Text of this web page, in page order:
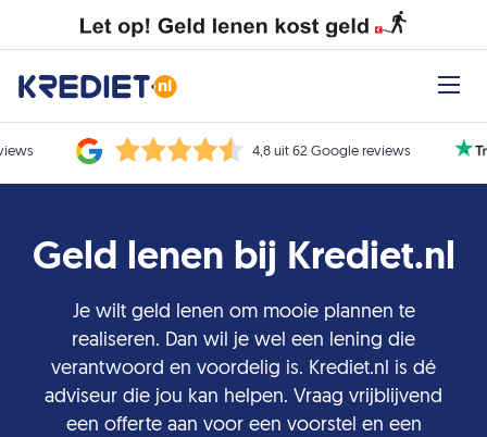
4,8 uit 62 Google reviews
Geld lenen bij Krediet.nl
Je wilt geld lenen om mooie plannen te
realiseren. Dan wil je wel een lening die
verantwoord en voordelig is. Krediet.nl is dé
adviseur die jou kan helpen. Vraag vrijblijvend
een offerte aan voor een voorstel en een